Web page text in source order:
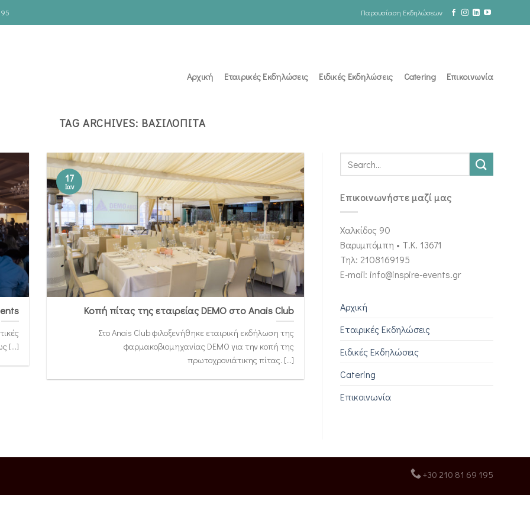
Παρουσίαση Εκδηλώσεων
Αρχική Εταιρικές Εκδηλώσεις Ειδικές Εκδηλώσεις Catering Επικοινωνία
TAG ARCHIVES: ΒΑΣΙΛΌΠΙΤΑ
[...]
Κοπή πίτας της εταιρείας DEMO στο Anais Club
Στο Anais Club φιλοξενήθηκε εταιρική εκδήλωση της
φαρμακοβιομηχανίας DEMO για την κοπή της
πρωτοχρονιάτικης πίτας. [...]
17
Ιαν
Επικοινωνήστε μαζί μας
Χαλκίδος 90
Βαρυμπόμπη • Τ.Κ. 13671
Τηλ: 2108169195
E-mail: info@inspire-events.gr
Αρχική
Εταιρικές Εκδηλώσεις
Ειδικές Εκδηλώσεις
Catering
Επικοινωνία
+30 210 81 69 195